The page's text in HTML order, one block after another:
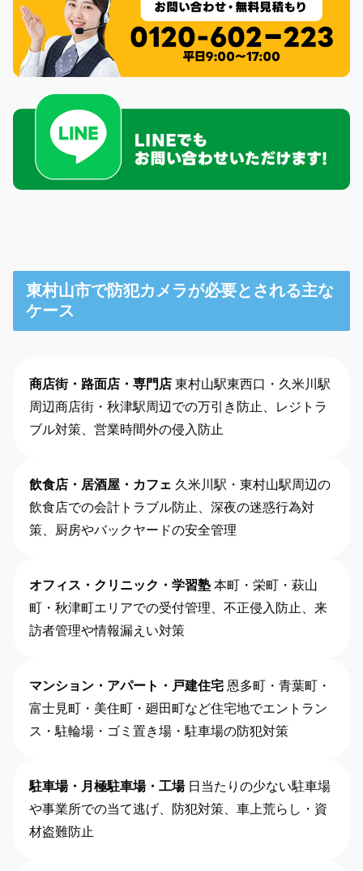
東村山市で防犯カメラが必要とされる主な
ケース
商店街・路面店・専門店 東村山駅東西口・久米川駅
周辺商店街・秋津駅周辺での万引き防止、レジトラ
ブル対策、営業時間外の侵入防止
飲食店・居酒屋・カフェ 久米川駅・東村山駅周辺の
飲食店での会計トラブル防止、深夜の迷惑行為対
策、厨房やバックヤードの安全管理
オフィス・クリニック・学習塾 本町・栄町・萩山
町・秋津町エリアでの受付管理、不正侵入防止、来
訪者管理や情報漏えい対策
マンション・アパート・戸建住宅 恩多町・青葉町・
富士見町・美住町・廻田町など住宅地でエントラン
ス・駐輪場・ゴミ置き場・駐車場の防犯対策
駐車場・月極駐車場・工場日当たりの少ない駐車場
や事業所での当て逃げ、防犯対策、車上荒らし・資
材盗難防止